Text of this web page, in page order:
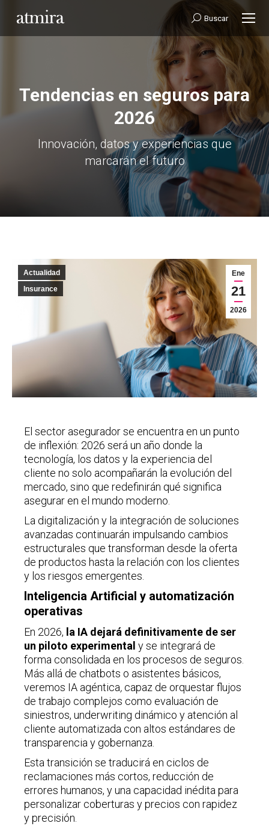
Buscar:
Buscar
Tendencias en seguros para
2026
Innovación, datos y experiencias que
marcarán el futuro
Estás aquí:
Ene
21
2026
Actualidad
Insurance
El sector asegurador se encuentra en un punto
de inflexión: 2026 será un año donde la
tecnología, los datos y la experiencia del
cliente no solo acompañarán la evolución del
mercado, sino que redefinirán qué significa
asegurar en el mundo moderno.
La digitalización y la integración de soluciones
avanzadas continuarán impulsando cambios
estructurales que transforman desde la oferta
de productos hasta la relación con los clientes
y los riesgos emergentes.
Inteligencia Artificial y automatización
operativas
En 2026, la IA dejará definitivamente de ser
un piloto experimental y se integrará de
forma consolidada en los procesos de seguros.
Más allá de chatbots o asistentes básicos,
veremos IA agéntica, capaz de orquestar flujos
de trabajo complejos como evaluación de
siniestros, underwriting dinámico y atención al
cliente automatizada con altos estándares de
transparencia y gobernanza.
Esta transición se traducirá en ciclos de
reclamaciones más cortos, reducción de
errores humanos, y una capacidad inédita para
personalizar coberturas y precios con rapidez
y precisión.